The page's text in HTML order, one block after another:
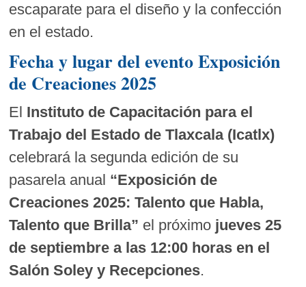
escaparate para el diseño y la confección
en el estado.
Fecha y lugar del evento Exposición
de Creaciones 2025
El Instituto de Capacitación para el
Trabajo del Estado de Tlaxcala (Icatlx)
celebrará la segunda edición de su
pasarela anual “Exposición de
Creaciones 2025: Talento que Habla,
Talento que Brilla” el próximo jueves 25
de septiembre a las 12:00 horas en el
Salón Soley y Recepciones.